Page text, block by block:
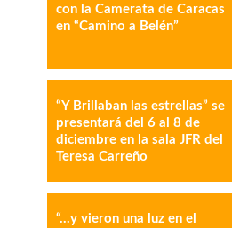
con la Camerata de Caracas
en “Camino a Belén”
“Y Brillaban las estrellas” se
presentará del 6 al 8 de
diciembre en la sala JFR del
Teresa Carreño
“…y vieron una luz en el